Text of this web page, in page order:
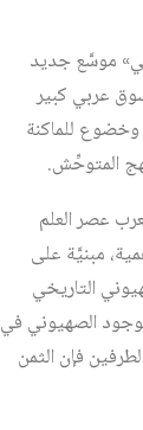
موسَّع جديد
عربي كبير
للماكنة
المتوحِّش.
عصر العلم
مبنيَّة على
التاريخي
الصهيوني في
فإن الثمن